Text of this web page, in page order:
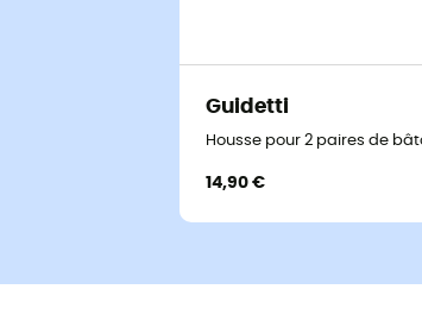
Guidetti
Housse pour 2 paires de
14,90 €